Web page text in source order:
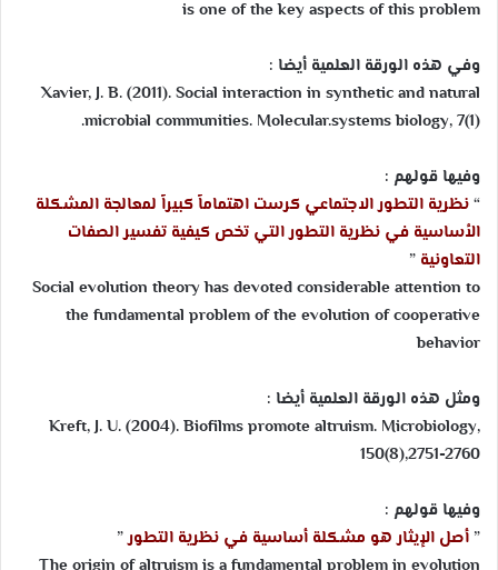
is one of the key aspects of this problem
وفي هذه الورقة العلمية أيضا :
Xavier, J. B. (2011). Social interaction in synthetic and natural
microbial communities. Molecular.systems biology, 7(1).
وفيها قولهم :
“نظرية التطور الاجتماعي كرست اهتماماً كبيراً لمعالجة المشكلة
الأساسية في نظرية التطور التي تخص كيفية تفسير الصفات
التعاونية ”
Social evolution theory has devoted considerable attention to
the fundamental problem of the evolution of cooperative
behavior
ومثل هذه الورقة العلمية أيضا :
Kreft, J. U. (2004). Biofilms promote altruism. Microbiology,
150(8),2751-2760
وفيها قولهم :
” أصل الإيثار هو مشكلة أساسية في نظرية التطور”